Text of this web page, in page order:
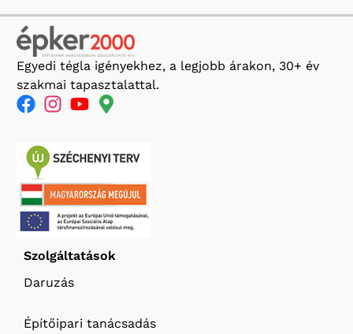
Egyedi tégla igényekhez, a legjobb árakon, 30+ év
szakmai tapasztalattal.
Szolgáltatások
Daruzás
Építőipari tanácsadás